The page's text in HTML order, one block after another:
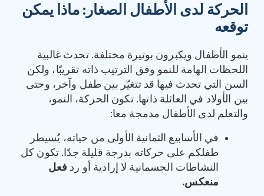
‏الحركة لدى الأطفال الصغار: ماذا يمكن
توقعه
ينمو الأطفال ويكبرون بوتيرة مختلفة. تحدث غالبية
اللحظات الهامة للنمو وفق الترتيب ذاته تقريبًا، ولكن
السن التي تحدث فيها قد تتغيّر بين طفل وآخر، وحتى
بين الأولاد في العائلة ذاتها. تكون الحركة، النمو،
والتعلم لدى الأطفال مدمجة معا:
في الأسابيع الثمانية الأولى من حياته، يُسيطر
طفلكم على حركاته بدرجة قليلة جدًا. تكون كل
النشاطات الجسمانية لا إرادية أو رد فعل
منعكس.